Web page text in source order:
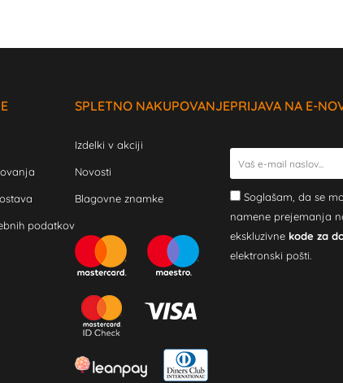
podatkov
SPLETNO NAKUPOVANJE
Izdelki v akciji
Novosti
Blagovne znamke
PRIJAVA NA E-
Soglašam, da se
namene prejemanja
ekskluzivne kode za
elektronski pošti.